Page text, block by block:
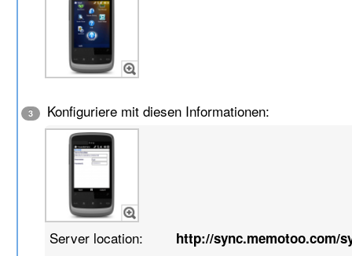
3 Konfiguriere mit diesen Informationen:
Server location: http://sync.memotoo.com/